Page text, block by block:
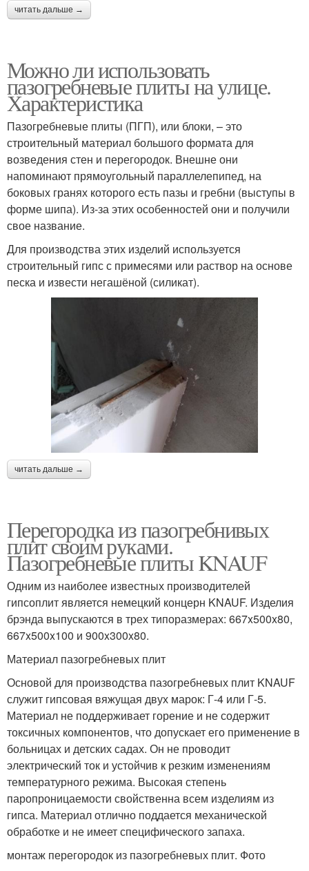
читать дальше →
Можно ли использовать
пазогребневые плиты на улице.
Характеристика
Пазогребневые плиты (ПГП), или блоки, – это
строительный материал большого формата для
возведения стен и перегородок. Внешне они
напоминают прямоугольный параллелепипед, на
боковых гранях которого есть пазы и гребни (выступы в
форме шипа). Из-за этих особенностей они и получили
свое название.
Для производства этих изделий используется
строительный гипс с примесями или раствор на основе
песка и извести негашёной (силикат).
читать дальше →
Перегородка из пазогребнивых
плит своим руками.
Пазогребневые плиты KNAUF
Одним из наиболее известных производителей
гипсоплит является немецкий концерн KNAUF. Изделия
брэнда выпускаются в трех типоразмерах: 667x500x80,
667x500x100 и 900x300x80.
Материал пазогребневых плит
Основой для производства пазогребневых плит KNAUF
служит гипсовая вяжущая двух марок: Г-4 или Г-5.
Материал не поддерживает горение и не содержит
токсичных компонентов, что допускает его применение в
больницах и детских садах. Он не проводит
электрический ток и устойчив к резким изменениям
температурного режима. Высокая степень
паропроницаемости свойственна всем изделиям из
гипса. Материал отлично поддается механической
обработке и не имеет специфического запаха.
монтаж перегородок из пазогребневых плит. Фото